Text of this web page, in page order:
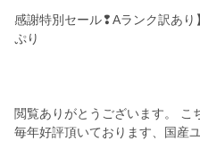
感謝特別セール❢Aランク訳あ
ぷり
閲覧ありがとうございます。 こ
毎年好評頂いております、国産